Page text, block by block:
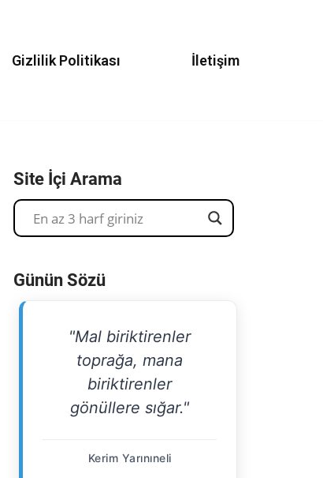
Gizlilik Politikası İletişim
Site İçi Arama
Günün Sözü
"Mal biriktirenler
toprağa, mana
biriktirenler
gönüllere sığar."
Kerim Yarınıneli